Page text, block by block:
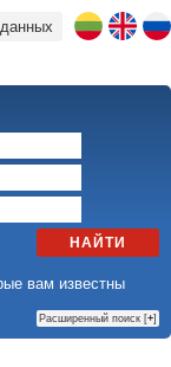
НАЙТИ
вам известны
Расширенный поиск [+]